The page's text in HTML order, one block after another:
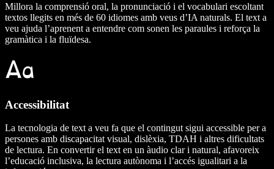
Millora la comprensió oral, la pronunciació i el vocabulari escoltant
textos llegits en més de 60 idiomes amb veus d’IA naturals. El text a
veu ajuda l’aprenent a entendre com sonen les paraules i reforça la
gramàtica i la fluïdesa.
Accessibilitat
La tecnologia de text a veu fa que el contingut sigui accessible per a
persones amb discapacitat visual, dislèxia, TDAH i altres dificultats
de lectura. En convertir el text en un àudio clar i natural, afavoreix
l’educació inclusiva, la lectura autònoma i l’accés igualitari a la